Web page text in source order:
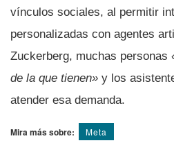
vínculos sociales, al permitir
personalizadas con agentes
Zuckerberg, muchas personas
de la que tienen» y los
atender esa demanda.
Mira más sobre: Meta